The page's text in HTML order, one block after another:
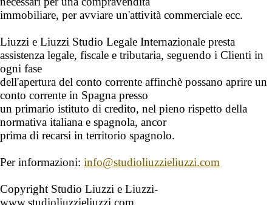
immobiliare, per avviare un'attività commerciale ecc.
Liuzzi e Liuzzi Studio Legale Internazionale presta
assistenza legale, fiscale e tributaria, seguendo i Clienti in
ogni fase
dell'apertura del conto corrente affinchè possano aprire un
conto corrente in Spagna presso
un primario istituto di credito, nel pieno rispetto della
normativa italiana e spagnola, ancor
prima di recarsi in territorio spagnolo.
Per informazioni: info@studioliuzzieliuzzi.com
Copyright Studio Liuzzi e Liuzzi-
www.studioliuzzieliuzzi.com